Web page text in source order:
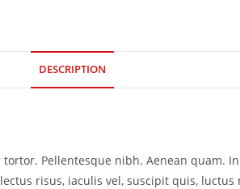
DESCRIPTION
Pellentesque nibh. Aenean quam.
risus, iaculis vel, suscipit quis,